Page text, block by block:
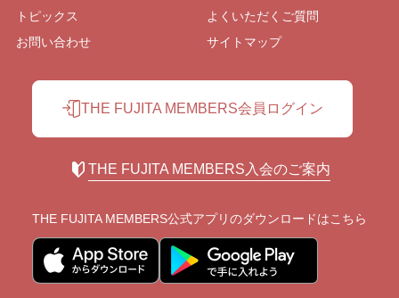
トピックス
よくいただくご質問
お問い合わせ
サイトマップ
THE FUJITA MEMBERS会員ログイン
THE FUJITA MEMBERS入会のご案内
THE FUJITA MEMBERS公式アプリのダウンロードはこちら